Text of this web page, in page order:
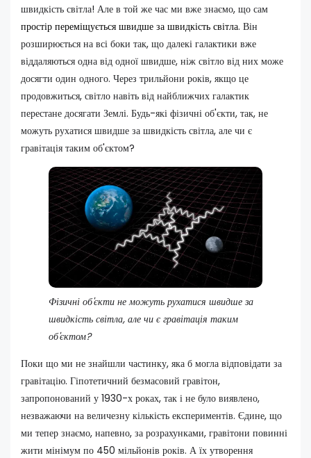
швидкість світла! Але в той же час ми вже знаємо, що сам
простір переміщується швидше за швидкість світла. Він
розширюється на всі боки так, що далекі галактики вже
віддаляються одна від одної швидше, ніж світло від них може
досягти один одного. Через трильйони років, якщо це
продовжиться, світло навіть від найближчих галактик
перестане досягати Землі. Будь-які фізичні об'єкти, так, не
можуть рухатися швидше за швидкість світла, але чи є
гравітація таким об'єктом?
Фізичні об'єкти не можуть рухатися швидше за
швидкість світла, але чи є гравітація таким
об'єктом?
Поки що ми не знайшли частинку, яка б могла відповідати за
гравітацію. Гіпотетичний безмасовий гравітон,
запропонований у 1930-х роках, так і не було виявлено,
незважаючи на величезну кількість експериментів. Єдине, що
ми тепер знаємо, напевно, за розрахунками, гравітони повинні
жити мінімум по 450 мільйонів років. А їх утворення